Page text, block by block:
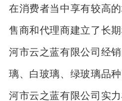
在消费者当中享有较高
售商和代理商建立了长
河市云之蓝有限公司经
璃、白玻璃、绿玻璃品
河市云之蓝有限公司实